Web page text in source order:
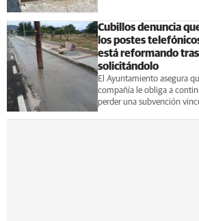
Cubillos denuncia
los postes
está reformando tras
solicitándolo
El Ayuntamiento asegura
compañía le obliga a
perder una subvención